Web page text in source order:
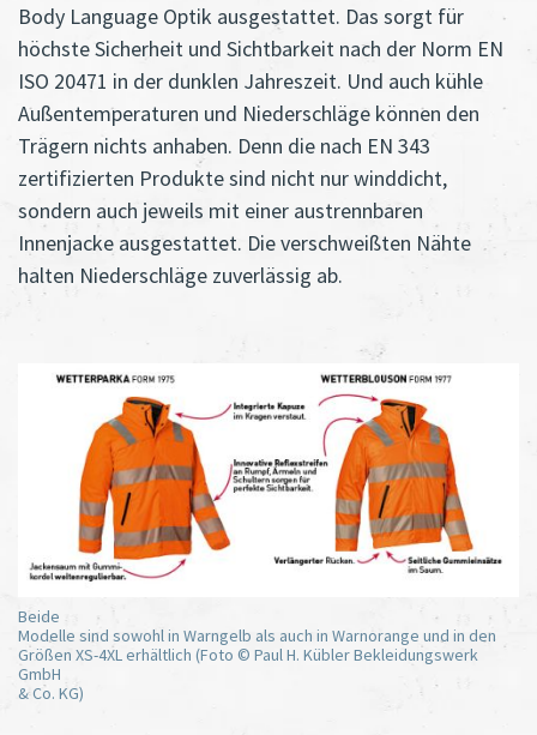
Body Language Optik ausgestattet. Das sorgt für
höchste Sicherheit und Sichtbarkeit nach der Norm EN
ISO 20471 in der dunklen Jahreszeit. Und auch kühle
Außentemperaturen und Niederschläge können den
Trägern nichts anhaben. Denn die nach EN 343
zertifizierten Produkte sind nicht nur winddicht,
sondern auch jeweils mit einer austrennbaren
Innenjacke ausgestattet. Die verschweißten Nähte
halten Niederschläge zuverlässig ab.
Beide
Modelle sind sowohl in Warngelb als auch in Warnorange und in den
Größen XS-4XL erhältlich (Foto © Paul H. Kübler Bekleidungswerk
GmbH
& Co. KG)